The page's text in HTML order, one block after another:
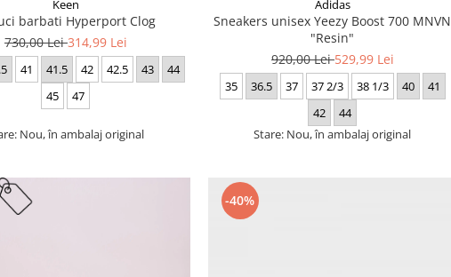
Keen
barbati Hyperport Clog
730,00 Lei314,99 Lei
41 41.5 42 42.5 43
44
45
47
Nou, în ambalaj original
Adidas
Sneakers unisex Yeezy Boost 700 MNVN
"Resin"
920,00 Lei529,99 Lei
35 36.5 37 37 2/3 38 1/3 40
41
42
44
Stare: Nou, în ambalaj original
-40%